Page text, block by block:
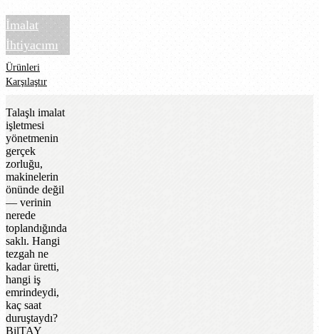
İmalat
İhtiyacımı
Konuşalım
Ürünleri
Karşılaştır
Talaşlı imalat
işletmesi
yönetmenin
gerçek
zorluğu,
makinelerin
önünde değil
— verinin
nerede
toplandığında
saklı. Hangi
tezgah ne
kadar üretti,
hangi iş
emrindeydi,
kaç saat
duruştaydı?
BilTAY